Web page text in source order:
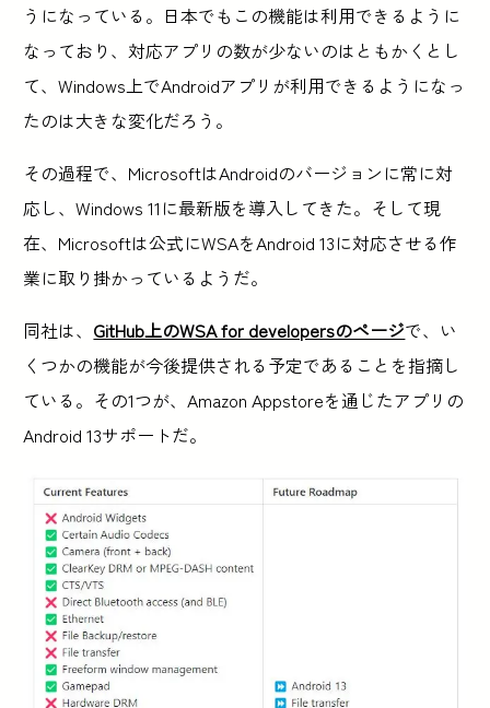
うになっている。日本でもこの機能は利用できるように
なっており、対応アプリの数が少ないのはともかくとし
て、Windows上でAndroidアプリが利用できるようになっ
たのは大きな変化だろう。
その過程で、MicrosoftはAndroidのバージョンに常に対
応し、Windows 11に最新版を導入してきた。そして現
在、Microsoftは公式にWSAをAndroid 13に対応させる作
業に取り掛かっているようだ。
同社は、 GitHub上のWSA for developersのページで、い
くつかの機能が今後提供される予定であることを指摘し
ている。その1つが、Amazon Appstoreを通じたアプリの
Android 13サポートだ。